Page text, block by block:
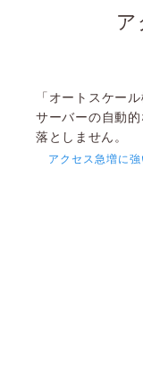
ア
「オートスケー
サーバーの自動
落としません。
アクセス急増に